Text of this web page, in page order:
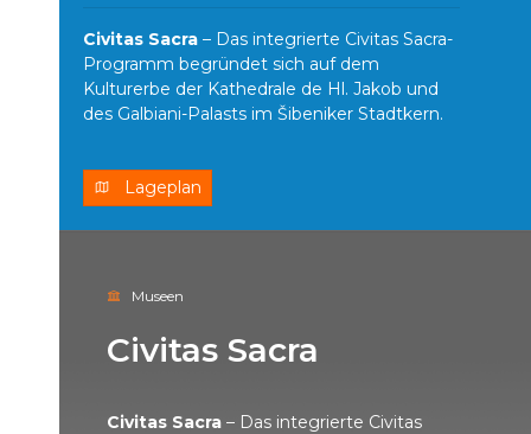
Civitas Sacra – Das integrierte Civitas Sacra-
Programm begründet sich auf dem
Kulturerbe der Kathedrale de Hl. Jakob und
des Galbiani-Palasts im Šibeniker Stadtkern.
Lageplan
Museen
Civitas Sacra
Civitas Sacra – Das integrierte Civitas